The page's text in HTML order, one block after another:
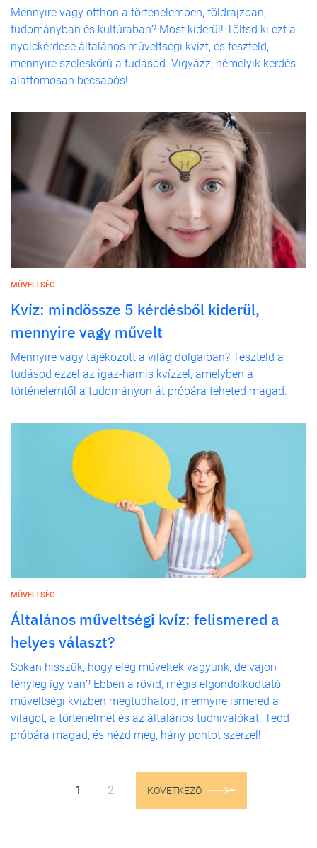
Mennyire vagy otthon a történelemben, földrajzban,
tudományban és kultúrában? Most kiderül! Töltsd ki ezt a
nyolckérdése általános műveltségi kvízt, és teszteld,
mennyire széleskörű a tudásod. Vigyázz, némelyik kérdés
alattomosan becsapós!
MŰVELTSÉG
Kvíz: mindössze 5 kérdésből kiderül,
mennyire vagy művelt
Mennyire vagy tájékozott a világ dolgaiban? Teszteld a
tudásod ezzel az igaz-hamis kvízzel, amelyben a
történelemtől a tudományon át próbára teheted magad.
MŰVELTSÉG
Általános műveltségi kvíz: felismered a
helyes választ?
Sokan hisszük, hogy elég műveltek vagyunk, de vajon
tényleg így van? Ebben a rövid, mégis elgondolkodtató
műveltségi kvízben megtudhatod, mennyire ismered a
világot, a történelmet és az általános tudnivalókat. Tedd
próbára magad, és nézd meg, hány pontot szerzel!
1 2 KÖVETKEZŐ